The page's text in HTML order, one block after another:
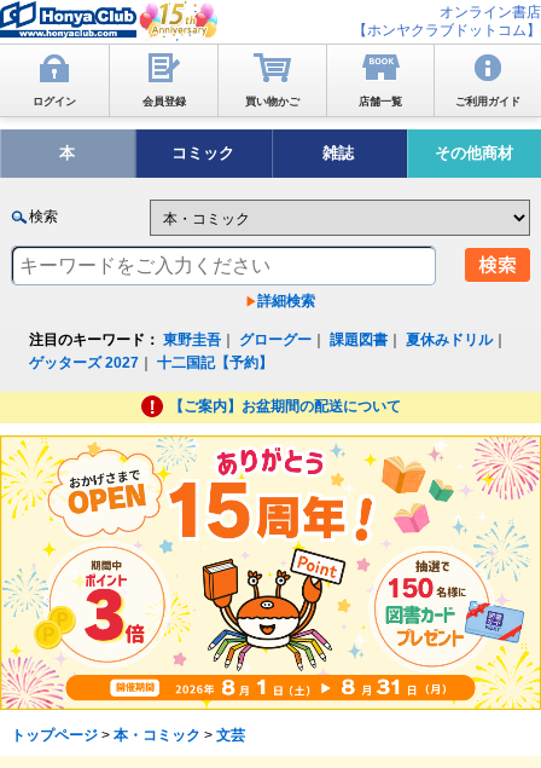
オンライン書店
【ホンヤクラブドットコム】
ログイン 会員登録 買い物かご 店舗一覧 ご利用ガイド
本 コミック 雑誌 その他商材
検索
詳細検索
注目のキーワード： 東野圭吾 グローグー ｜課題図書 ｜夏休みドリル｜
ゲッターズ 2027 ｜十二国記【予約】
【ご案内】お盆期間の配送について
トップページ> 本・コミック > 文芸